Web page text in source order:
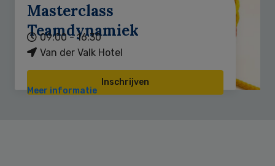
Masterclass
Teamdynamiek
09:00 - 16:30
Van der Valk Hotel
Inschrijven
Meer informatie